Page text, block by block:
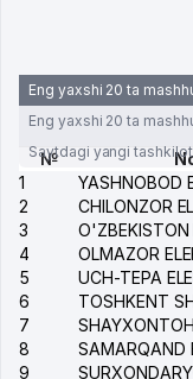
Eng yaxshi 20 ta
Eng yaxshi 20 ta
Saytdagi yangi
№
1
2
3
4
5
6
7
8
9